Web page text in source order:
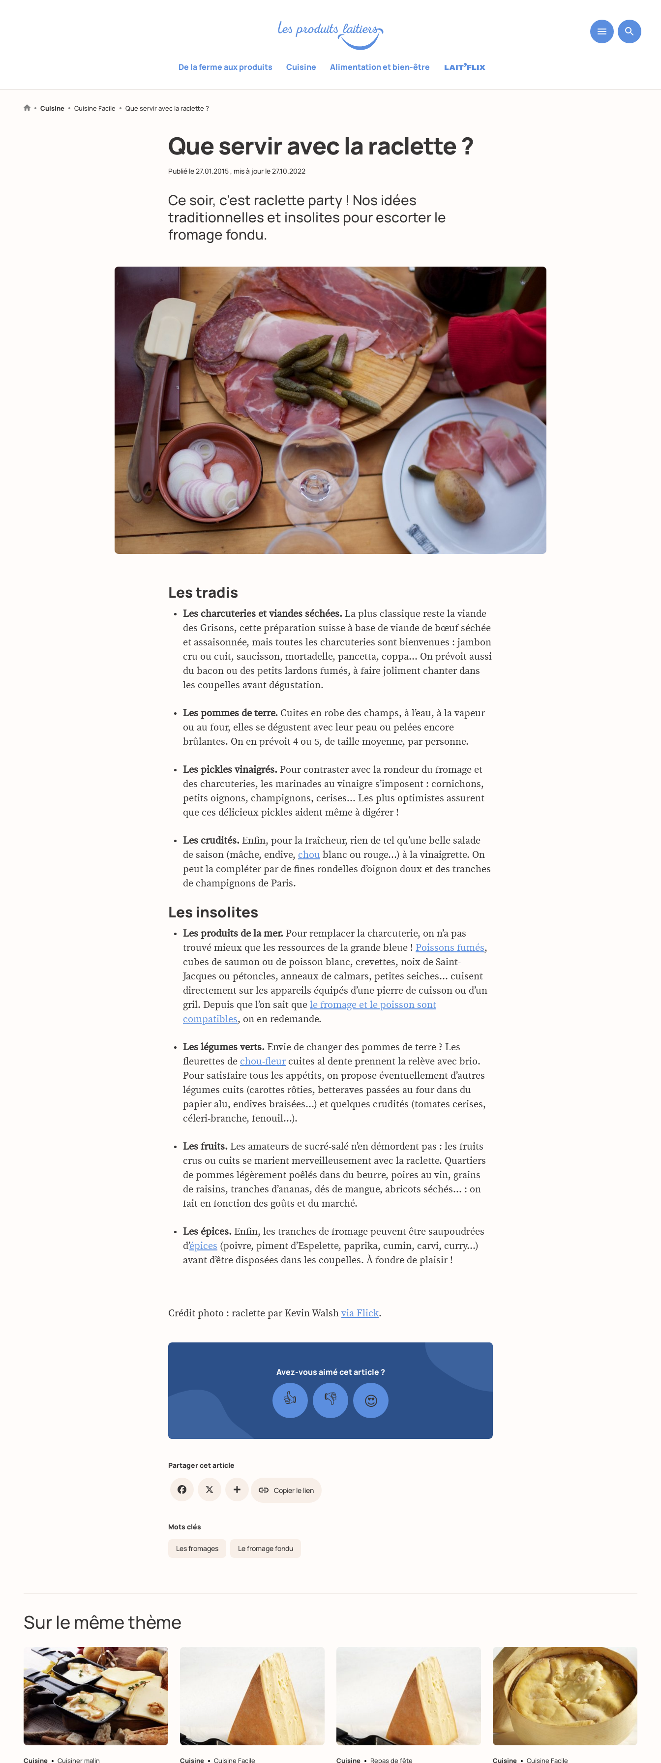
De la ferme aux produits Cuisine Alimentation et bien-être
Cuisine Cuisine Facile Que servir avec la raclette ?
Que servir avec la raclette ?
Publié le27.01.2015, mis à jour le27.10.2022
Ce soir, c’est raclette party ! Nos idées
traditionnelles et insolites pour escorter le
fromage fondu.
Les tradis
Les charcuteries et viandes séchées. La plus classique reste la viande
des Grisons, cette préparation suisse à base de viande de bœuf séchée
et assaisonnée, mais toutes les charcuteries sont bienvenues : jambon
cru ou cuit, saucisson, mortadelle, pancetta, coppa… On prévoit aussi
du bacon ou des petits lardons fumés, à faire joliment chanter dans
les coupelles avant dégustation.
Les pommes de terre. Cuites en robe des champs, à l’eau, à la vapeur
ou au four, elles se dégustent avec leur peau ou pelées encore
brûlantes. On en prévoit 4 ou 5, de taille moyenne, par personne.
Les pickles vinaigrés. Pour contraster avec la rondeur du fromage et
des charcuteries, les marinades au vinaigre s’imposent : cornichons,
petits oignons, champignons, cerises… Les plus optimistes assurent
que ces délicieux pickles aident même à digérer !
Les crudités. Enfin, pour la fraîcheur, rien de tel qu’une belle salade
de saison (mâche, endive, chou blanc ou rouge…) à la vinaigrette. On
peut la compléter par de fines rondelles d’oignon doux et des tranches
de champignons de Paris.
Les insolites
Les produits de la mer. Pour remplacer la charcuterie, on n’a pas
trouvé mieux que les ressources de la grande bleue ! Poissons fumés,
cubes de saumon ou de poisson blanc, crevettes, noix de Saint-
Jacques ou pétoncles, anneaux de calmars, petites seiches… cuisent
directement sur les appareils équipés d’une pierre de cuisson ou d’un
gril. Depuis que l’on sait que le fromage et le poisson sont
compatibles, on en redemande.
Les légumes verts. Envie de changer des pommes de terre ? Les
fleurettes de chou-fleur cuites al dente prennent la relève avec brio.
Pour satisfaire tous les appétits, on propose éventuellement d’autres
légumes cuits (carottes rôties, betteraves passées au four dans du
papier alu, endives braisées…) et quelques crudités (tomates cerises,
céleri-branche, fenouil…).
Les fruits. Les amateurs de sucré-salé n’en démordent pas : les fruits
crus ou cuits se marient merveilleusement avec la raclette. Quartiers
de pommes légèrement poêlés dans du beurre, poires au vin, grains
de raisins, tranches d’ananas, dés de mangue, abricots séchés… : on
fait en fonction des goûts et du marché.
Les épices. Enfin, les tranches de fromage peuvent être saupoudrées
d’épices (poivre, piment d’Espelette, paprika, cumin, carvi, curry…)
avant d’être disposées dans les coupelles. À fondre de plaisir !
Crédit photo : raclette par Kevin Walsh via Flick.
Avez-vous aimé cet article ?
👍 👎 😍
Partager cet article
Copier le lien
Mots clés
Les fromages Le fromage fondu
Sur le même thème
Cuisine Cuisiner malin Cuisine Cuisine Facile Cuisine Repas de fête Cuisine Cuisine Facile